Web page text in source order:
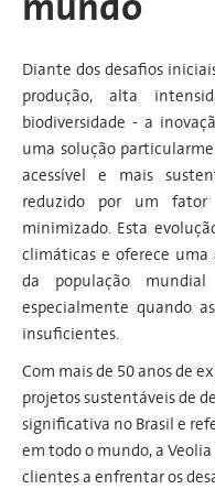
Diante dos desafios
produção, alta
biodiversidade - a
uma solução
acessível e mais
reduzido por um
minimizado. Esta
climáticas e oferece uma
da população
especialmente quando
insuficientes.
Com mais de 50 anos de
projetos sustentáveis de
significativa no Brasil e
em todo o mundo, a
clientes a enfrentar os